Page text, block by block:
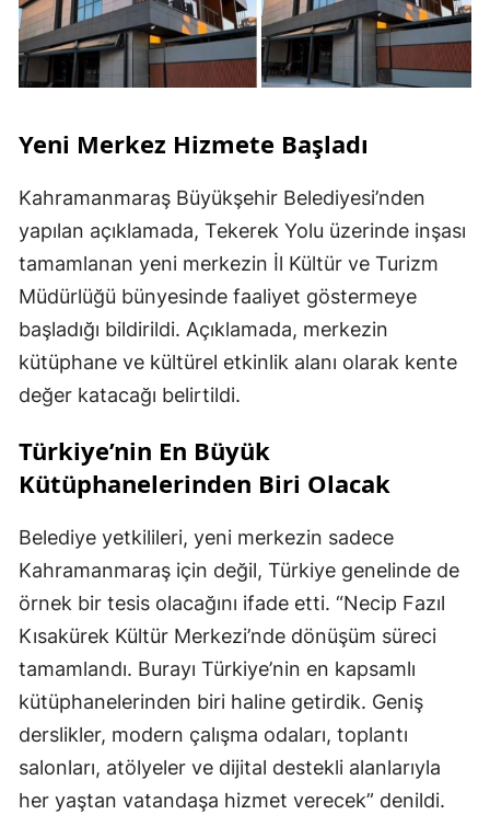
Yeni Merkez Hizmete Başladı
Kahramanmaraş Büyükşehir Belediyesi’nden
yapılan açıklamada, Tekerek Yolu üzerinde inşası
tamamlanan yeni merkezin İl Kültür ve Turizm
Müdürlüğü bünyesinde faaliyet göstermeye
başladığı bildirildi. Açıklamada, merkezin
kütüphane ve kültürel etkinlik alanı olarak kente
değer katacağı belirtildi.
Türkiye’nin En Büyük
Kütüphanelerinden Biri Olacak
Belediye yetkilileri, yeni merkezin sadece
Kahramanmaraş için değil, Türkiye genelinde de
örnek bir tesis olacağını ifade etti. “Necip Fazıl
Kısakürek Kültür Merkezi’nde dönüşüm süreci
tamamlandı. Burayı Türkiye’nin en kapsamlı
kütüphanelerinden biri haline getirdik. Geniş
derslikler, modern çalışma odaları, toplantı
salonları, atölyeler ve dijital destekli alanlarıyla
her yaştan vatandaşa hizmet verecek” denildi.